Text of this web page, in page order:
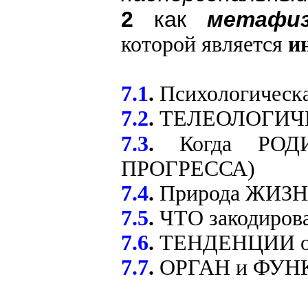
2 как
которой является
7.1.
7.2.
7.3. Когда
ПРОГРЕССА)
7.4. Природа
7.5. ЧТО
7.6. ТЕНДЕНЦИИ
7.7. ОРГАН и